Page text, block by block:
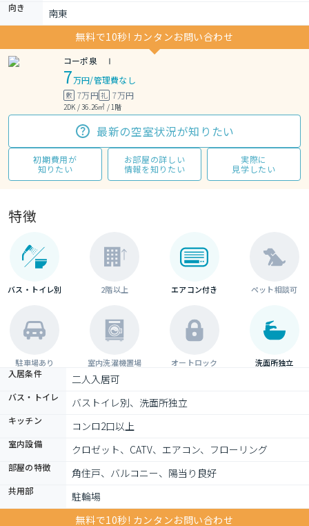
向き
南東
無料で10秒! カンタンお問い合わせ
コーポ泉 Ⅰ
7万円/管理費なし
敷 7万円礼 7万円
2DK / 36.26㎡ / 1階
最新の空室状況が知りたい
初期費用が
知りたい
お部屋の詳しい
情報を知りたい
実際に
見学したい
特徴
バス・トイレ別 2階以上 エアコン付き ペット相談可
駐車場あり 室内洗濯機置場 オートロック 洗面所独立
入居条件 二人入居可
バス・トイレ バストイレ別、洗面所独立
キッチン コンロ2口以上
室内設備 クロゼット、CATV、エアコン、フローリング
部屋の特徴 角住戸、バルコニー、陽当り良好
共用部
駐輪場
無料で10秒! カンタンお問い合わせ